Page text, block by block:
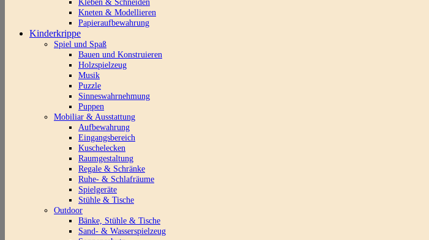
Kneten & Modellieren
Papieraufbewahrung
Kinderkrippe
Spiel und Spaß
Bauen und Konstruieren
Holzspielzeug
Musik
Puzzle
Sinneswahrnehmung
Puppen
Mobiliar & Ausstattung
Aufbewahrung
Eingangsbereich
Kuschelecken
Raumgestaltung
Regale & Schränke
Ruhe- & Schlafräume
Spielgeräte
Stühle & Tische
Outdoor
Bänke, Stühle & Tische
Sand- & Wasserspielzeug